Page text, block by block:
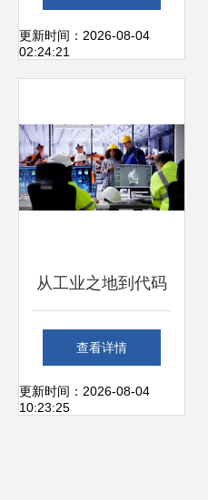
术碰撞的非凡体验
更新时间：2026-08-04
02:24:21
从工业之地到代码
高地 电脑软件设计
与开发的全球工厂
查看详情
更新时间：2026-08-04
10:23:25